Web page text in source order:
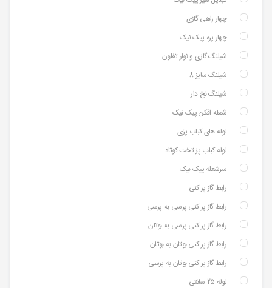
چهار راهی گازی
چهار پره پیک نیک
شیلنگ گازی و نوار تفلون
شیلنگ سایز 8
شیلنگ نخ دار
شعله افکن پیک نیک
لوله های کباب پزی
لوله کباب پز تخت کوتاه
سرشعله پیک نیک
رابط گاز پر کنی
رابط گاز پر کنی پرسی به پرسی
رابط گاز پر کنی پرسی به بوتان
رابط گاز پر کنی بوتان به بوتان
رابط گاز پر کنی بوتان به پرسی
لوله 25 سانتی